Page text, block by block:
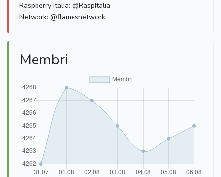
Raspberry Italia: @RaspItalia
Network: @flamesnetwork
Membri